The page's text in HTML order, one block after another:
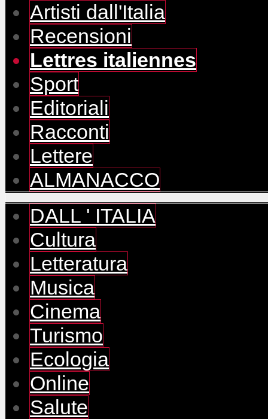
Artisti dall'Italia
Recensioni
Lettres italiennes
Sport
Editoriali
Racconti
Lettere
ALMANACCO
DALL ' ITALIA
Cultura
Letteratura
Musica
Cinema
Turismo
Ecologia
Online
Salute